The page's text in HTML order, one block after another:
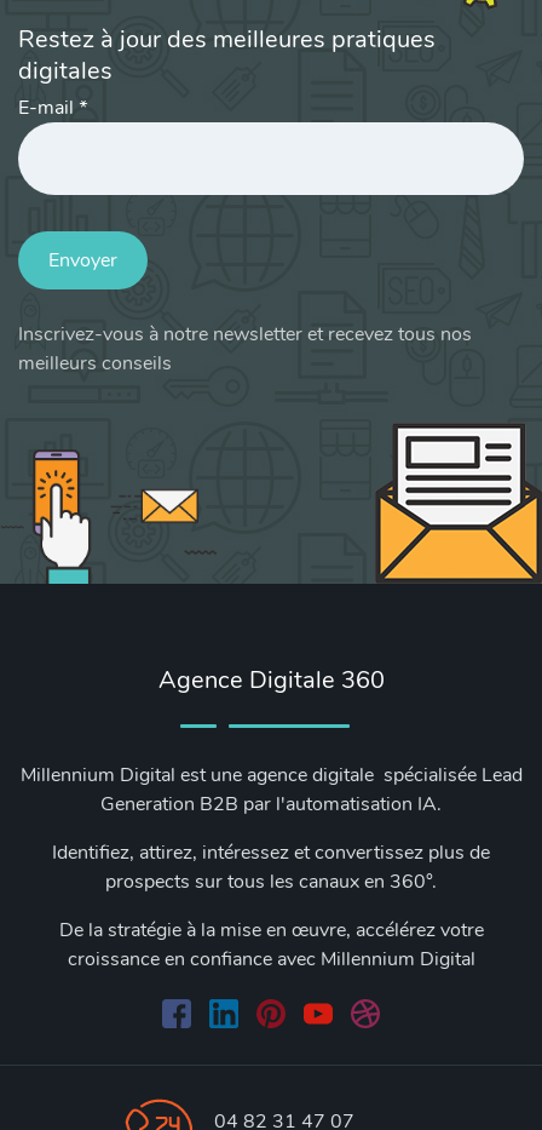
Restez à jour des meilleures pratiques
digitales
E-mail *
Envoyer
Inscrivez-vous à notre newsletter et recevez tous nos
meilleurs conseils
Agence Digitale 360
Millennium Digital est une agence digitale spécialisée Lead
Generation B2B par l'automatisation IA.
Identifiez, attirez, intéressez et convertissez plus de
prospects sur tous les canaux en 360°.
De la stratégie à la mise en œuvre, accélérez votre
croissance en confiance avec Millennium Digital
04 82 31 47 07